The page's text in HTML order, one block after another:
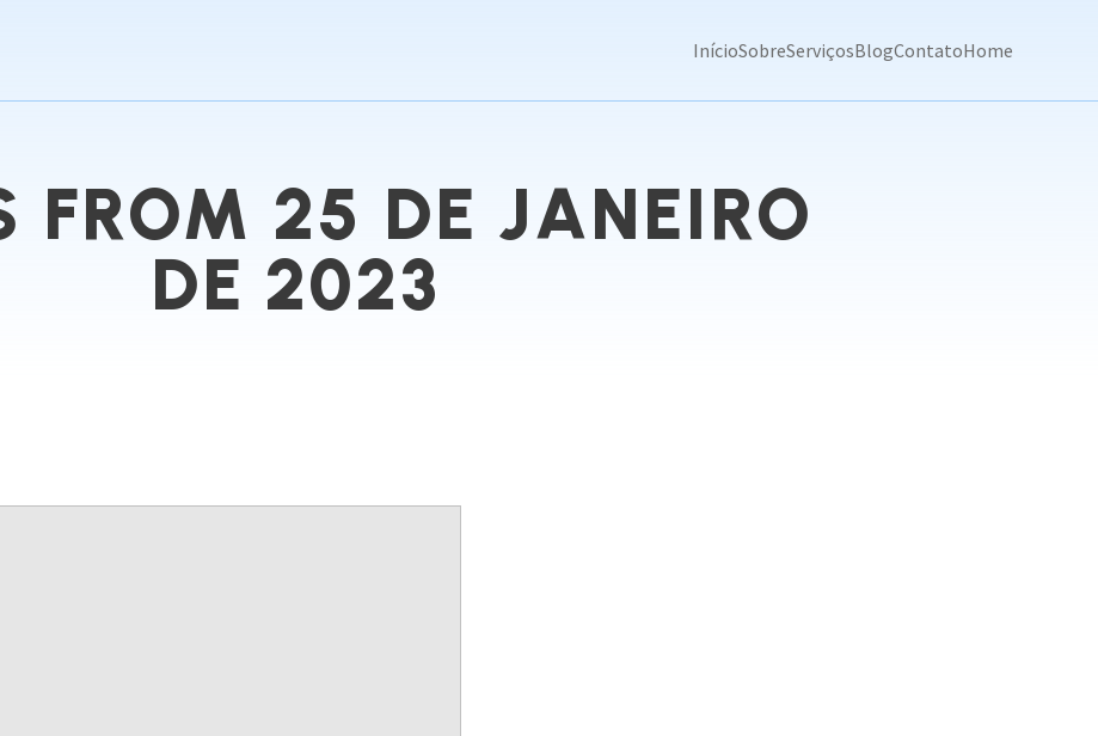
InícioSobreServiçosBlogContatoHome
FROM 25 DE JANEIRO
DE 2023